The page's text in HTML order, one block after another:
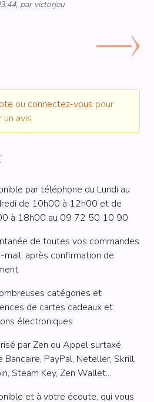
par victorjeu
ou connectez-vous pour
un avis
par téléphone du Lundi au
de 10h00 à 12h00 et de
à 18h00 au 09 72 50 10 90
de toutes vos commandes
mail, après confirmation de
catégories et
de cartes cadeaux et
électroniques
par Zen ou Appel surtaxé,
Bancaire, PayPal, Neteller, Skrill,
Steam Key, Zen Wallet...
et à votre écoute, qui vous